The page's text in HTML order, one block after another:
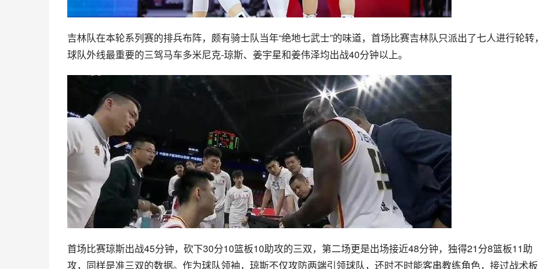
吉林队在本轮系列赛的排兵布阵，颇有骑士队当年“绝地七武士”的味道，首场比赛吉林队只派出了七人进行轮转
球队外线最重要的三驾马车多米尼克-琼斯、姜宇星和姜伟泽均出战40分钟以上。
首场比赛琼斯出战45分钟，砍下30分10篮板10助攻的三双，第二场更是出场接近48分钟，独得21分8篮板11助
攻，同样是准三双的数据。作为球队领袖，琼斯不仅攻防两端引领球队，还时不时能客串教练角色，接过战术